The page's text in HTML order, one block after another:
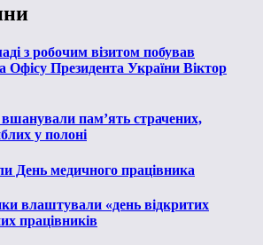
з робочим візитом побував
Офісу Президента України Віктор
пам’ять страчених,
у полоні
День медичного працівника
влаштували «день відкритих
працівників